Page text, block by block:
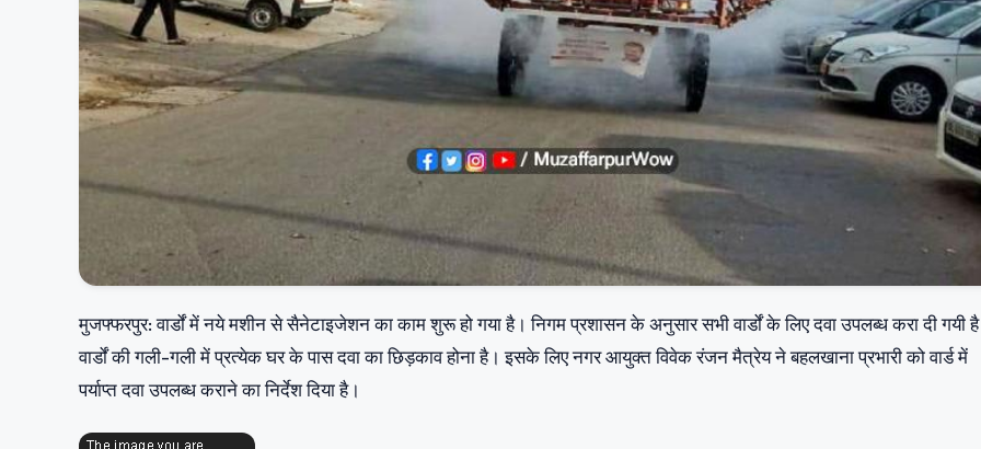
मुजफ्फरपुर: वार्डों में नये मशीन से सैनेटाइजेशन का काम शुरू हो गया है। निगम प्रशासन के अनुसार सभी वार्डों के लिए दवा उपलब्ध करा दी गयी
वार्डों की गली-गली में प्रत्येक घर के पास दवा का छिड़काव होना है। इसके लिए नगर आयुक्त विवेक रंजन मैत्रेय ने बहलखाना प्रभारी को वार्ड में
पर्याप्त दवा उपलब्ध कराने का निर्देश दिया है।